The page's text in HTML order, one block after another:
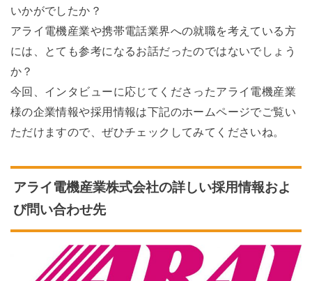
いかがでしたか？
アライ電機産業や携帯電話業界への就職を考えている方
には、とても参考になるお話だったのではないでしょう
か？
今回、インタビューに応じてくださったアライ電機産業
様の企業情報や採用情報は下記のホームページでご覧い
ただけますので、ぜひチェックしてみてくださいね。
アライ電機産業株式会社の詳しい採用情報およ
び問い合わせ先